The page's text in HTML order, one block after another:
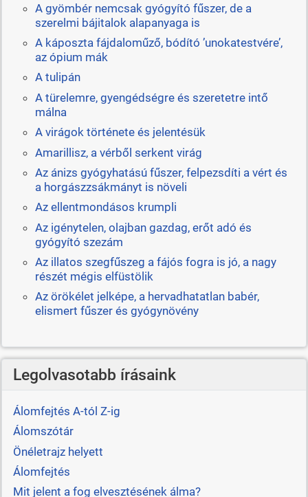
A gyömbér nemcsak gyógyító fűszer, de a
szerelmi bájitalok alapanyaga is
A káposzta fájdaloműző, bódító ’unokatestvére’,
az ópium mák
A tulipán
A türelemre, gyengédségre és szeretetre intő
málna
A virágok története és jelentésük
Amarillisz, a vérből serkent virág
Az ánizs gyógyhatású fűszer, felpezsdíti a vért és
a horgászzsákmányt is növeli
Az ellentmondásos krumpli
Az igénytelen, olajban gazdag, erőt adó és
gyógyító szezám
Az illatos szegfűszeg a fájós fogra is jó, a nagy
részét mégis elfüstölik
Az örökélet jelképe, a hervadhatatlan babér,
elismert fűszer és gyógynövény
Legolvasotabb írásaink
Álomfejtés A-tól Z-ig
Álomszótár
Önéletrajz helyett
Álomfejtés
Mit jelent a fog elvesztésének álma?